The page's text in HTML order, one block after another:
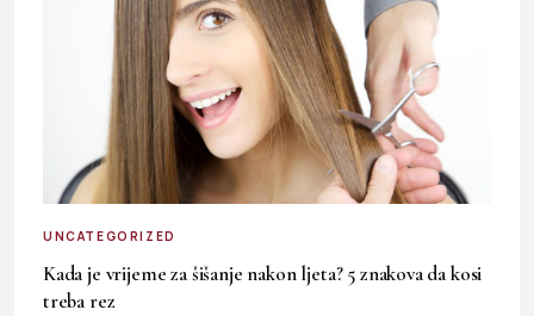
UNCATEGORIZED
Kada je vrijeme za šišanje nakon ljeta? 5 znakova da kosi
treba rez